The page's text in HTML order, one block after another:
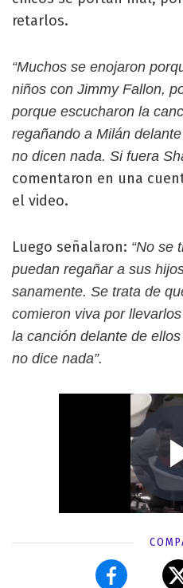
retarlos.
“Muchos se enojaron
niños con Jimmy Fallon,
porque escucharon la
regañando a Milán
no dicen nada. Si fuera
comentaron en una
el video.
Luego señalaron: “No se
puedan regañar a sus
sanamente. Se trata de
comieron viva por
la canción delante de
no dice nada”.